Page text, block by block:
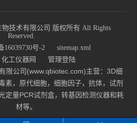
技术有限公司 版权所有 All Rights
Reserved.
16039730号-2
sitemap.xml
化工仪器网 管理登陆
限公司(www.qbiotec.com)主营：3D细
素，原代细胞，细胞因子，抗体，试剂
定量PCR试剂盒，转基因检测仪器和耗
材等。